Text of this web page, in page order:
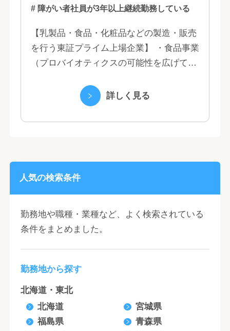
# 障がい者社員が3年以上継続勤務している
【乳製品・食品・化粧品などの製造・販売
を行う東証プライム上場企業】 ・食品事業
（プロバイオティクスの可能性を広げてい
る優れた機能性飲料） ・国際事業（40の
詳しく見る
人気の検索条件
勤務地や職種・業種など、よく検索されている
条件をまとめました。
勤務地から探す
北海道・東北
北海道
宮城県
福島県
青森県